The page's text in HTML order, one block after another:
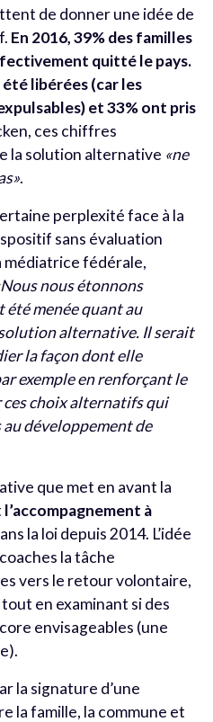
de donner une idée de
En 2016, 39% des familles
quitté le pays.
libérées (car les
et 33% ont pris
ces chiffres
la solution alternative «ne
.
perplexité face à la
sans évaluation
médiatrice fédérale,
nous étonnons
été menée quant au
alternative. Il serait
la façon dont elle
exemple en renforçant le
choix alternatifs qui
développement de
que met en avant la
l’accompagnement à
la loi depuis 2014. L’idée
la tâche
vers le retour volontaire,
en examinant si des
envisageables (une
la signature d’une
la famille, la commune et